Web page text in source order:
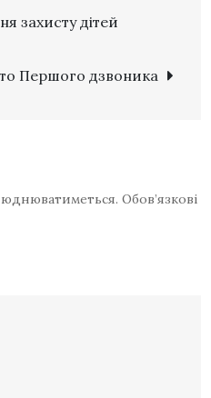
захисту дітей
Першого дзвоника
Обов’язкові